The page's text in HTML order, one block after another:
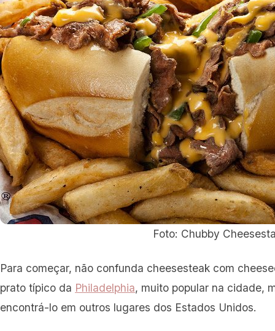
Foto: Chubby
Para começar, não confunda cheesesteak com
prato típico da Philadelphia, muito popular na cidade,
encontrá-lo em outros lugares dos Estados Unidos.